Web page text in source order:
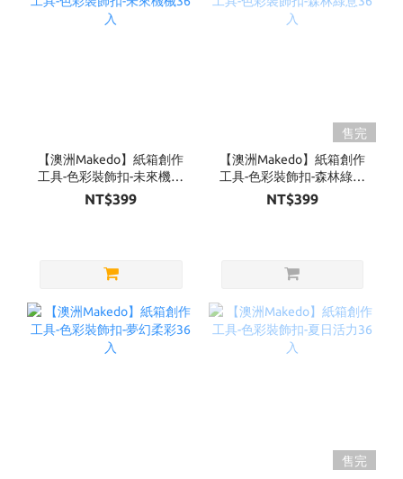
【澳洲Makedo】紙箱創作
工具-色彩裝飾扣-未來機械
36入
NT$399
售完
【澳洲Makedo】紙箱創作
工具-色彩裝飾扣-森林綠意
36入
NT$399
售完